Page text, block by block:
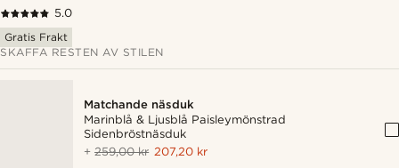
5.0
Gratis Frakt
SKAFFA RESTEN AV STILEN
Matchande näsduk
Marinblå & Ljusblå Paisleymönstrad
Sidenbröstnäsduk
+259,00 kr 207,20 kr